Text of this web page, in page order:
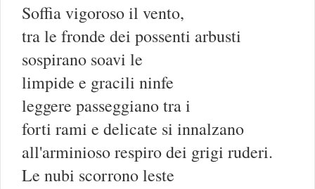
Soffia vigoroso il vento,
tra le fronde dei possenti arbusti
sospirano soavi le
limpide e gracili ninfe
leggere passeggiano tra i
forti rami e delicate si innalzano
all'arminioso respiro dei grigi ruderi.
Le nubi scorrono leste